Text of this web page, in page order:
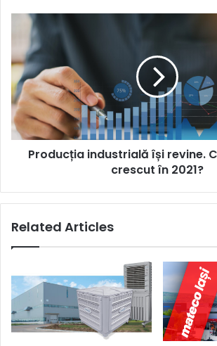
Producția
industrială
revine.
Cât
de
mult
a
crescut
Producția industrială își revine.
crescut în 2021?
Related Articles